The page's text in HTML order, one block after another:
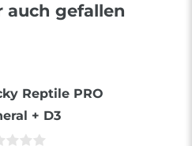
auch gefallen
Reptile PRO
+ D3